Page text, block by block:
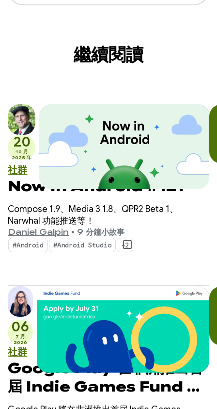
繼續閱讀
20
10 月
2025 年
社群
Now in Android #121
Compose 1.9、Media 3 1.8、QPR2 Beta 1、
Narwhal 功能推送等！
Daniel Galpin • 9 分鐘小故事
#Android #Android Studio +2
06
7 月
2026
社群
Google Play 在非洲推出首
屆 Indie Games Fund 計
畫